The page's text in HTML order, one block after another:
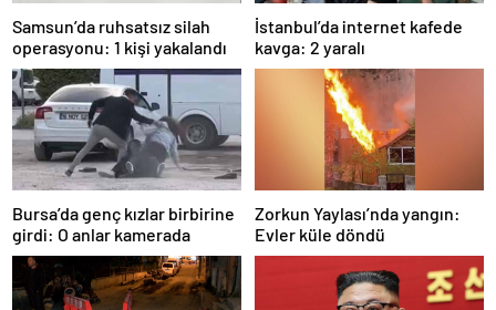
Samsun’da ruhsatsız silah
operasyonu: 1 kişi yakalandı
İstanbul’da internet kafede
kavga: 2 yaralı
Bursa’da genç kızlar birbirine
girdi: O anlar kamerada
Zorkun Yaylası’nda yangın:
Evler küle döndü